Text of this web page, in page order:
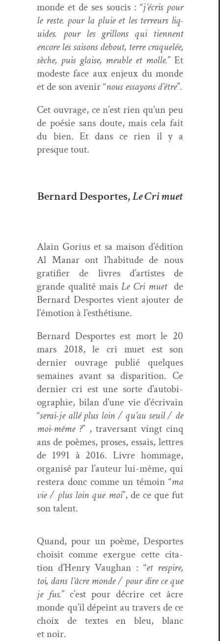
monde et de ses soucis : “j’écris pour
le reste. pour la pluie et les ter­reurs liq­
uides. pour les gril­lons qui tien­nent
encore les saisons debout, terre craque­lée,
sèche, puis glaise, meu­ble et molle.” Et
mod­este face aux enjeux du monde
et de son avenir “nous essayons d’être”.
Cet ouvrage, ce n’est rien qu’un peu
de poésie sans doute, mais cela fait
du bien. Et dans ce rien il y a
presque tout.
Bernard Desportes,Le Cri muet
Alain Gorius et sa mai­son d’édi­tion
Al Man­ar ont l’habi­tude de nous
grat­i­fi­er de livres d’artistes de
grande qual­ité mais Le Cri muet de
Bernard Desportes vient ajouter de
l’é­mo­tion à l’esthétisme.
Bernard Desportes est mort le 20
mars 2018, le cri muet est son
dernier ouvrage pub­lié quelques
semaines avant sa dis­pari­tion. Ce
dernier cri est une sorte d’au­to­bi­
ogra­phie, bilan d’une vie d’écrivain
“serai-je allé plus loin / qu’au seuil / de
moi-même ?” , tra­ver­sant vingt cinq
ans de poèmes, pros­es, essais, let­tres
de 1991 à 2016. Livre hom­mage,
organ­isé par l’au­teur lui-même, qui
restera donc comme un témoin “ma
vie / plus loin que moi”, de ce que fut
son talent.
Quand, pour un poème, Desportes
choisit comme exer­gue cette cita­
tion d’Hen­ry Vaugh­an : “et respire,
toi, dans l’âcre monde / pour dire ce que
je fus.” c’est pour décrire cet âcre
monde qu’il dépeint au tra­vers de ce
choix de textes en bleu, blanc
et noir.